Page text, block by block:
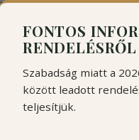
```html
FONTOS
RENDELÉSRŐL
Szabadság miatt a
között leadott
teljesítjük.
Nestor